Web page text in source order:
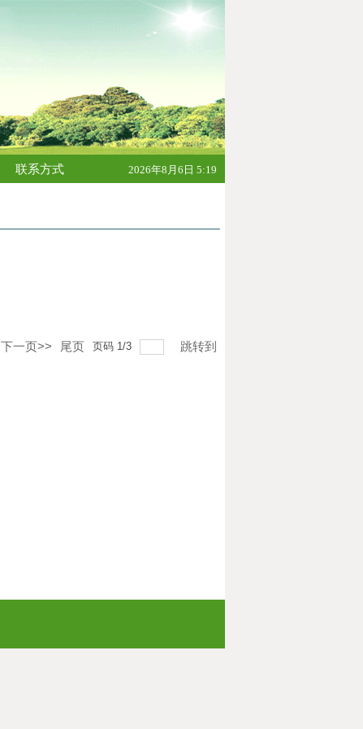
联系方式 2026年8月6日 5:19
下一页>> 尾页 页码 1/3 跳转到